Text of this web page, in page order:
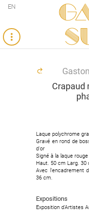
EN
Crapaud
Laque polychrome
Gravé en rond de
d'or
Signé à la laque
Haut. 50 cm Larg. 30
Avec l'encadrement
36 cm.
Expositions
Exposition d'Artistes
Laque polychrome
Gravé en rond de
d'or
Signé à la laque
Haut. 50 cm Larg. 30
Avec l'encadrement
36 cm.
Expositions
Exposition d'Artistes